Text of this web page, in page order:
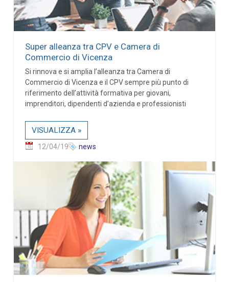
Super alleanza tra CPV e Camera di
Commercio di Vicenza
Si rinnova e si amplia l’alleanza tra Camera di
Commercio di Vicenza e il CPV sempre più punto di
riferimento dell’attività formativa per giovani,
imprenditori, dipendenti d’azienda e professionisti
VISUALIZZA »
12/04/19 news